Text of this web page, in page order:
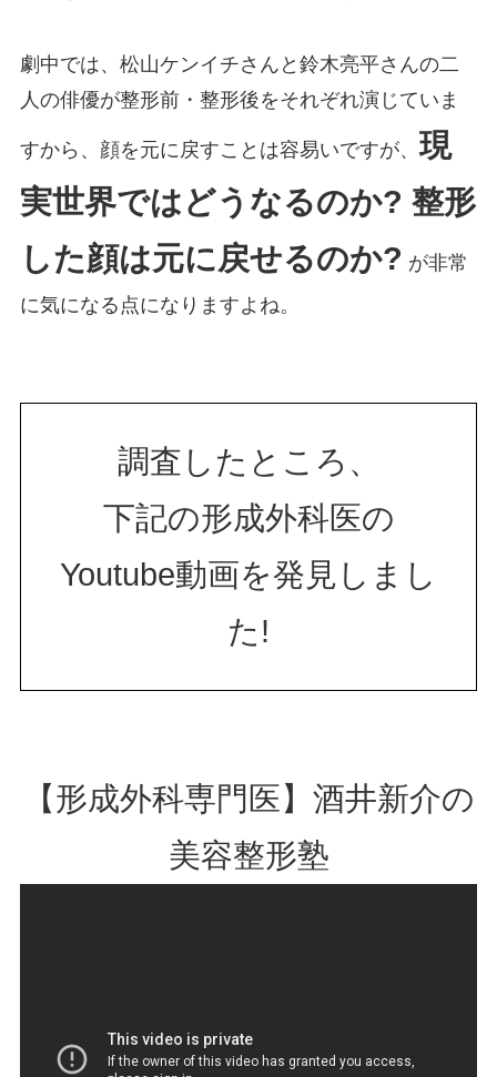
劇中では、松山ケンイチさんと鈴木亮平さんの二
人の俳優が整形前・整形後をそれぞれ演じていま
すから、顔を元に戻すことは容易いですが、現
実世界ではどうなるのか? 整形
した顔は元に戻せるのか? が非常
に気になる点になりますよね。
調査したところ、
下記の形成外科医の
Youtube動画を発見しまし
た!
【形成外科専門医】酒井新介の
美容整形塾